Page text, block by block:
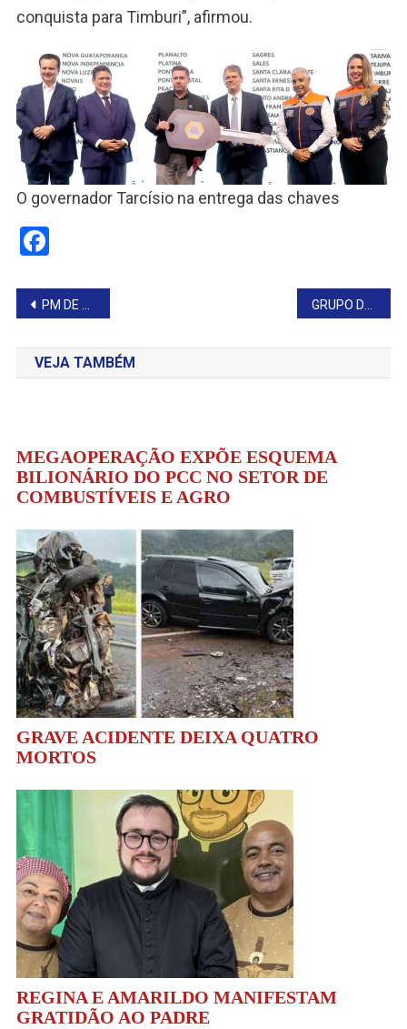
conquista para Timburi”, afirmou.
O governador Tarcísio na entrega das chaves
Facebook
Navegação
de
Post
PM DE SP PODE BLOQUEAR CELULARES ROUBADOS NA HORA
VEJA TAMBÉM
MEGAOPERAÇÃO EXPÕE ESQUEMA
BILIONÁRIO DO PCC NO SETOR DE
COMBUSTÍVEIS E AGRO
GRAVE ACIDENTE DEIXA QUATRO
MORTOS
REGINA E AMARILDO MANIFESTAM
GRATIDÃO AO PADRE